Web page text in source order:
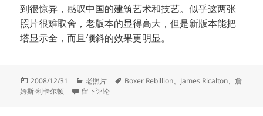
到很惊异，感叹中国的建筑艺术和技艺。似乎这两张
照片很难取舍，老版本的显得高大，但是新版本能把
塔显示全，而且倾斜的效果更明显。
发
布
2008/12/31
分
类
老照片
标
Boxer Rebillion、 James Ricalton、詹
姆斯·利卡尔顿
于立体照片找不同六
留下评论